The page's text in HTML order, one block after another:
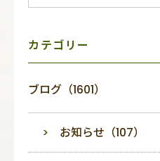
ニ
カテゴリー
ブログ（1601）
お知らせ（107）